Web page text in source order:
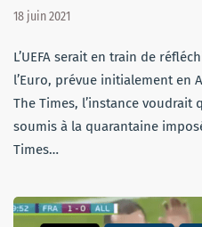
18 juin 2021
L’UEFA serait en train de
l’Euro, prévue initialement en
The Times, l’instance
soumis à la quarantaine
Times…